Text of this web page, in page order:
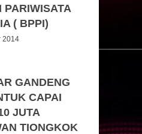
PARIWISATA
( BPPI)
2014
GANDENG
CAPAI
JUTA
TIONGKOK